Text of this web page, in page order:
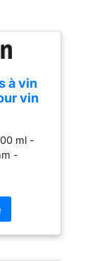
à vin
vin
ml -
-
vin de
et le
au